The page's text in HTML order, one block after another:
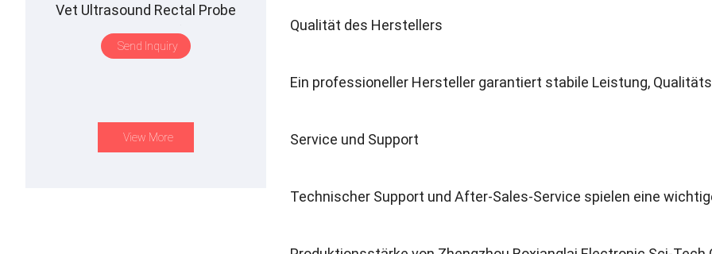
Qualität des Herstellers
Ein professioneller Hersteller garantiert stabile Leistung,
Service und Support
Technischer Support und After-Sales-Service spielen eine
Vet Ultrasound Rectal Probe
IPX7 Waterproof B&M
Send Inquiry
View More